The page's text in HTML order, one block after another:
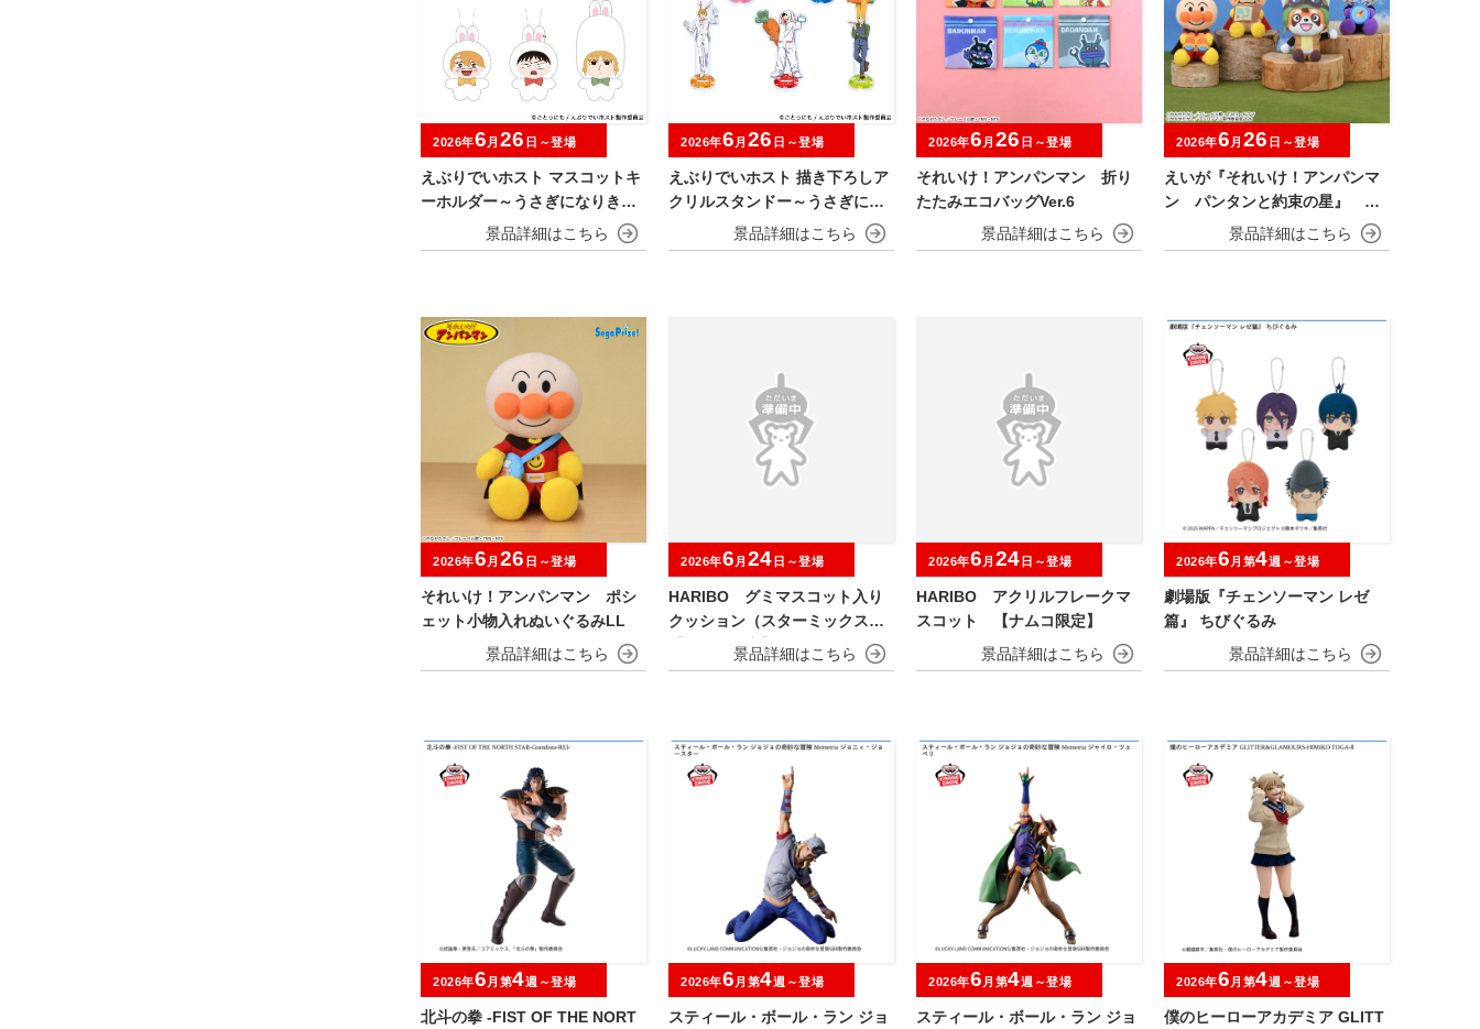
えぶりでいホスト マスコットキ
ーホルダー～うさぎになりきら
2026年6 月 26 日～登場
えぶりでいホスト 描き下ろしア
クリルスタンドー～うさぎにな
りきらNIGHT～
2026年6 月 26 日～登場
それいけ！アンパンマン 折り
たたみエコバッグVer.6
2026年6 月 26 日～登場
えいが『それいけ！アンパンマ
ン パンタンと約束の星』 ぬ
2026年6 月 26 日～登場
それいけ！アンパンマン ポシ
ェット小物入れぬいぐるみLL
2026年6 月 26 日～登場
HARIBO グミマスコット入り
クッション（スターミックス）
【ナムコ限定】
2026年6 月 24 日～登場
HARIBO アクリルフレークマ
スコット 【ナムコ限定】
2026年6 月 24 日～登場
劇場版『チェンソーマン レゼ
篇』 ちびぐるみ
2026年6 月第4週～登場
北斗の拳 -FIST OF THE NORT
2026年6 月第4週～登場
スティール・ボール・ラン ジョ
2026年6 月第4週～登場
スティール・ボール・ラン ジョ
2026年6 月第4週～登場
僕のヒーローアカデミア GLITT
2026年6 月第4週～登場